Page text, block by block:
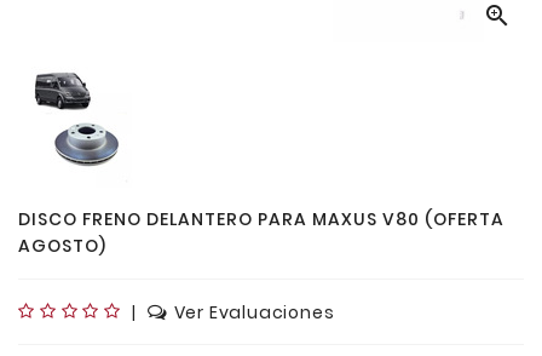

DISCO FRENO DELANTERO PARA MAXUS V80 (OFERTA
AGOSTO)
| Ver Evaluaciones